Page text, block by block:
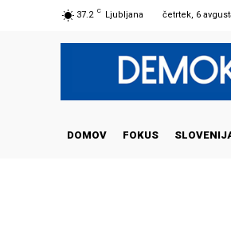
37.2 C Ljubljana četrtek, 6
DOMOV FOKUS